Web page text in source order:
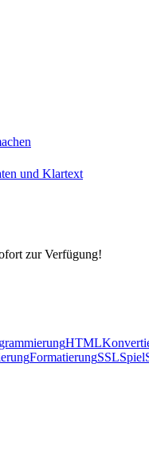
und Klartext
zur Verfügung!
HTML
FormatierungSSLSpiel